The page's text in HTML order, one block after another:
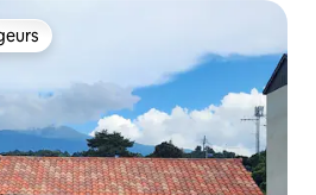
les plus appréciés